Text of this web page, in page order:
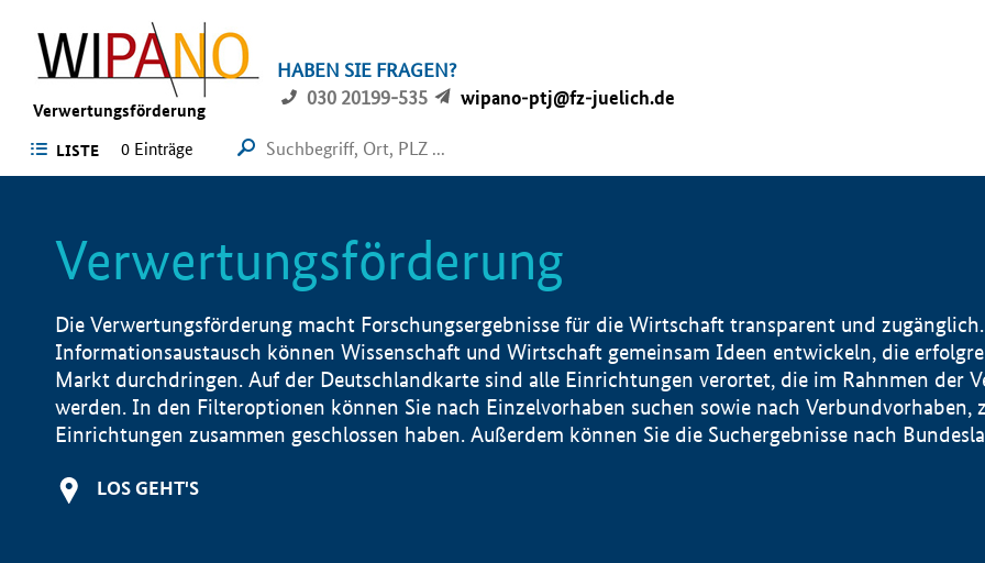
Verwertungsförderung
HABEN SIE FRAGEN?
030 20199-535
wipano-ptj@fz-juelich.de
LISTE 0 Einträge
Verwertungsförderung
Die Verwertungsförderung macht Forschungsergebnisse für die Wirtschaft transparent und
Informationsaustausch können Wissenschaft und Wirtschaft gemeinsam Ideen entwickeln, die
Markt durchdringen. Auf der Deutschlandkarte sind alle Einrichtungen verortet, die im Rahnmen der
werden. In den Filteroptionen können Sie nach Einzelvorhaben suchen sowie nach Verbundvorhaben,
Einrichtungen zusammen geschlossen haben. Außerdem können Sie die Suchergebnisse nach
LOS GEHT'S